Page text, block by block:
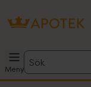
Meny
Sök